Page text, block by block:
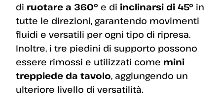
di ruotare a 360° e di inclinarsi di 45° in
tutte le direzioni, garantendo movimenti
fluidi e versatili per ogni tipo di ripresa.
Inoltre, i tre piedini di supporto possono
essere rimossi e utilizzati come mini
treppiede da tavolo, aggiungendo un
ulteriore livello di versatilità.